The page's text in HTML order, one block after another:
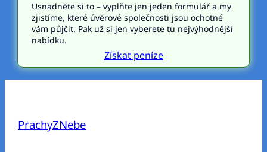
Usnadněte si to – vyplňte jen jeden formulář a my
zjistíme, které úvěrové společnosti jsou ochotné
vám půjčit. Pak už si jen vyberete tu nejvýhodnější
nabídku.
Získat peníze
PrachyZNebe